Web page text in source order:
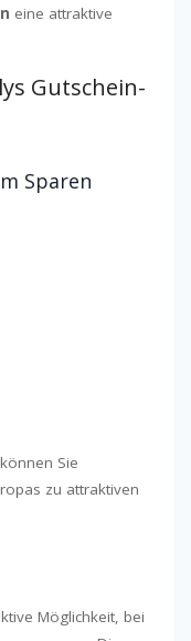
eine attraktive
Gutschein-
Sparen
können Sie
zu attraktiven
Möglichkeit, bei